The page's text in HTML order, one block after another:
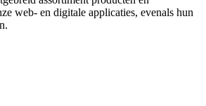
web- en digitale applicaties, evenals hun